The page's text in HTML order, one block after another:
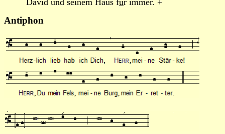
David und seinem Haus für immer. +
Antiphon